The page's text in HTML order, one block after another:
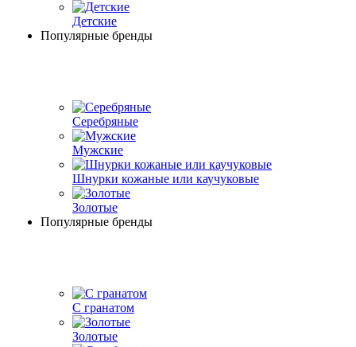
Детские
Популярные бренды
Серебряные
Мужские
Шнурки кожаные или каучуковые
Золотые
Популярные бренды
С гранатом
Золотые